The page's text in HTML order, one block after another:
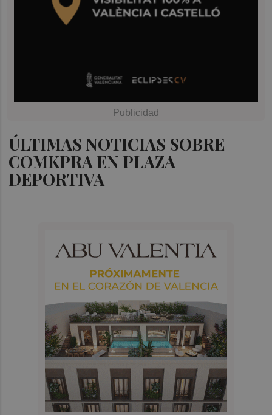
ÚLTIMAS NOTICIAS SOBRE
COMKPRA EN PLAZA
DEPORTIVA